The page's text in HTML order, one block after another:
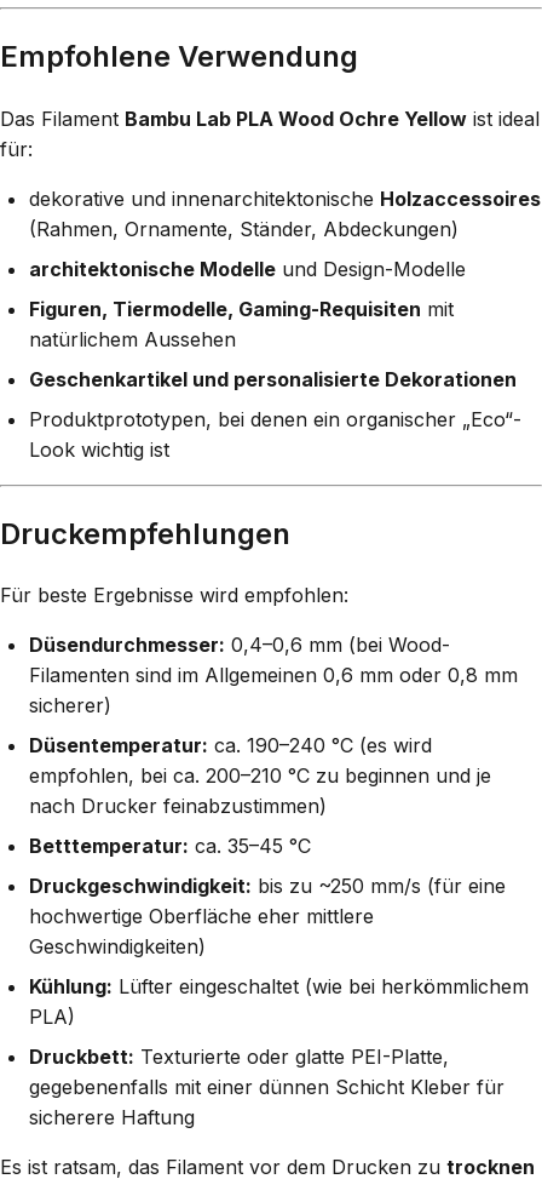
Empfohlene Verwendung
Das Filament Bambu Lab PLA Wood Ochre Yellow ist ideal
für:
dekorative und innenarchitektonische Holzaccessoires
(Rahmen, Ornamente, Ständer, Abdeckungen)
architektonische Modelle und Design-Modelle
Figuren, Tiermodelle, Gaming-Requisiten mit
natürlichem Aussehen
Geschenkartikel und personalisierte Dekorationen
Produktprototypen, bei denen ein organischer „Eco“-
Look wichtig ist
Druckempfehlungen
Für beste Ergebnisse wird empfohlen:
Düsendurchmesser: 0,4–0,6 mm (bei Wood-
Filamenten sind im Allgemeinen 0,6 mm oder 0,8 mm
sicherer)
Düsentemperatur: ca. 190–240 °C (es wird
empfohlen, bei ca. 200–210 °C zu beginnen und je
nach Drucker feinabzustimmen)
Betttemperatur: ca. 35–45 °C
Druckgeschwindigkeit: bis zu ~250 mm/s (für eine
hochwertige Oberfläche eher mittlere
Geschwindigkeiten)
Kühlung: Lüfter eingeschaltet (wie bei herkömmlichem
PLA)
Druckbett: Texturierte oder glatte PEI-Platte,
gegebenenfalls mit einer dünnen Schicht Kleber für
sicherere Haftung
Es ist ratsam, das Filament vor dem Drucken zu trocknen